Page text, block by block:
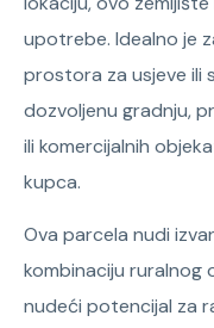
upotrebe. Idealno je
prostora za usjeve ili
dozvoljenu gradnju,
ili komercijalnih
kupca.
Ova parcela nudi
kombinaciju ruralnog
nudeći potencijal za